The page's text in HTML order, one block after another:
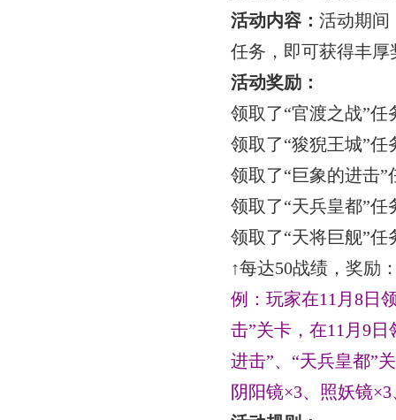
活动内容：活动期间
任务，即可获得丰厚
活动奖励：
领取了“官渡之战”
领取了“狻猊王城”
领取了“巨象的进击
领取了“天兵皇都”
领取了“天将巨舰”
↑每达50战绩，奖励
例：玩家在11 月8日
击”关卡，在11 月9日
进击”、“天兵皇都”
阴阳镜×3、照妖镜×3